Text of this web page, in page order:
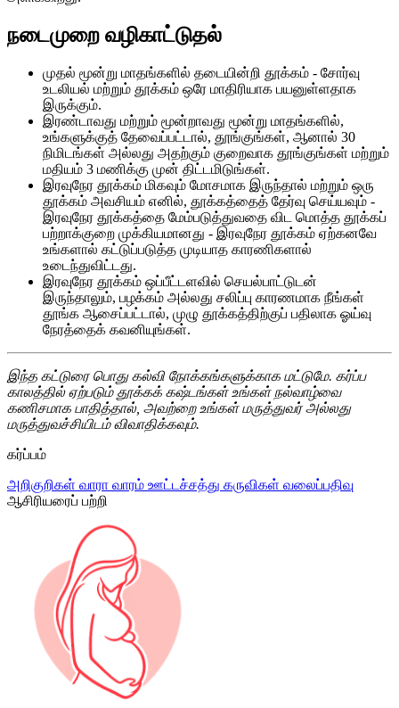
நடைமுறை வழிகாட்டுதல்
முதல் மூன்று மாதங்களில் தடையின்றி தூக்கம் - சோர்வு
உடலியல் மற்றும் தூக்கம் ஒரே மாதிரியாக பயனுள்ளதாக
இருக்கும்.
இரண்டாவது மற்றும் மூன்றாவது மூன்று மாதங்களில்,
உங்களுக்குத் தேவைப்பட்டால், தூங்குங்கள், ஆனால் 30
நிமிடங்கள் அல்லது அதற்கும் குறைவாக தூங்குங்கள் மற்றும்
மதியம் 3 மணிக்கு முன் திட்டமிடுங்கள்.
இரவுநேர தூக்கம் மிகவும் மோசமாக இருந்தால் மற்றும் ஒரு
தூக்கம் அவசியம் எனில், தூக்கத்தைத் தேர்வு செய்யவும் -
இரவுநேர தூக்கத்தை மேம்படுத்துவதை விட மொத்த தூக்கப்
பற்றாக்குறை முக்கியமானது - இரவுநேர தூக்கம் ஏற்கனவே
உங்களால் கட்டுப்படுத்த முடியாத காரணிகளால்
உடைந்துவிட்டது.
இரவுநேர தூக்கம் ஒப்பீட்டளவில் செயல்பாட்டுடன்
இருந்தாலும், பழக்கம் அல்லது சலிப்பு காரணமாக நீங்கள்
தூங்க ஆசைப்பட்டால், முழு தூக்கத்திற்குப் பதிலாக ஓய்வு
நேரத்தைக் கவனியுங்கள்.
இந்த கட்டுரை பொது கல்வி நோக்கங்களுக்காக மட்டுமே. கர்ப்ப
காலத்தில் ஏற்படும் தூக்கக் கஷ்டங்கள் உங்கள் நல்வாழ்வை
கணிசமாக பாதித்தால், அவற்றை உங்கள் மருத்துவர் அல்லது
மருத்துவச்சியிடம் விவாதிக்கவும்.
கர்ப்பம்
அறிகுறிகள் வாரா வாரம் ஊட்டச்சத்து கருவிகள் வலைப்பதிவு
ஆசிரியரைப் பற்றி